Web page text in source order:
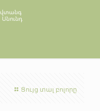
Ցույց տալ բոլորը